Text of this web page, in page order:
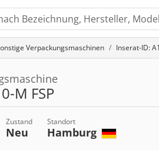
Verpackungsmaschinen Inserat-ID:
M FSP
Zustand
Neu
Standort
Hamburg